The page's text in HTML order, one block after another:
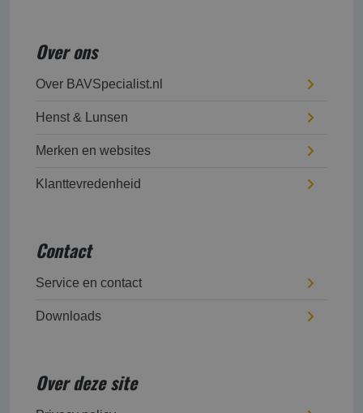
Over ons
Over BAVSpecialist.nl
Henst & Lunsen
Merken en websites
Klanttevredenheid
Contact
Service en contact
Downloads
Over deze site